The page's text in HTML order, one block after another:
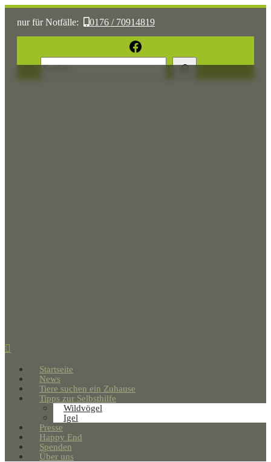
nur für Notfälle: 0176 / 70914819
Sonst: tierhilfe.wolfsburg@t-online.de
Facebook
Startseite
News
Tiere suchen ein Zuhause
Tipps zur Selbsthilfe
Wildvögel
Igel
Presse
Happy End
Spenden
Über uns